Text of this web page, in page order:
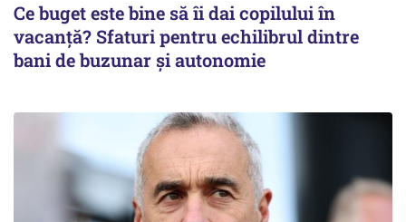
Ce buget este bine să îi dai copilului în
vacanță? Sfaturi pentru echilibrul dintre
bani de buzunar și autonomie